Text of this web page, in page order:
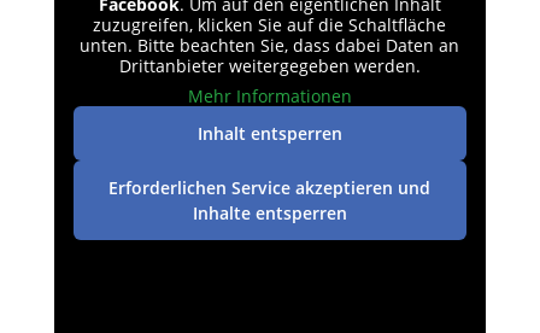
zuzugreifen, klicken Sie auf die Schaltfläche
unten. Bitte beachten Sie, dass dabei Daten an
Drittanbieter weitergegeben werden.
Mehr Informationen
Inhalt entsperren
Erforderlichen Service akzeptieren und
Inhalte entsperren